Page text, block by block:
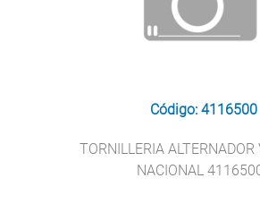
Código: 4116500
TORNILLERIA
NACIONAL